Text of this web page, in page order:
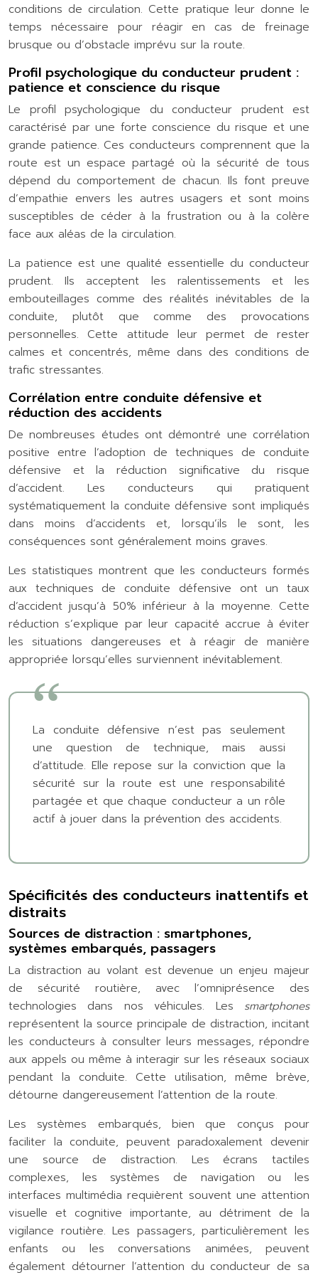
conditions de circulation. Cette pratique leur donne le
temps nécessaire pour réagir en cas de freinage
brusque ou d’obstacle imprévu sur la route.
Profil psychologique du conducteur prudent :
patience et conscience du risque
Le profil psychologique du conducteur prudent est
caractérisé par une forte conscience du risque et une
grande patience. Ces conducteurs comprennent que la
route est un espace partagé où la sécurité de tous
dépend du comportement de chacun. Ils font preuve
d’empathie envers les autres usagers et sont moins
susceptibles de céder à la frustration ou à la colère
face aux aléas de la circulation.
La patience est une qualité essentielle du conducteur
prudent. Ils acceptent les ralentissements et les
embouteillages comme des réalités inévitables de la
conduite, plutôt que comme des provocations
personnelles. Cette attitude leur permet de rester
calmes et concentrés, même dans des conditions de
trafic stressantes.
Corrélation entre conduite défensive et
réduction des accidents
De nombreuses études ont démontré une corrélation
positive entre l’adoption de techniques de conduite
défensive et la réduction significative du risque
d’accident. Les conducteurs qui pratiquent
systématiquement la conduite défensive sont impliqués
dans moins d’accidents et, lorsqu’ils le sont, les
conséquences sont généralement moins graves.
Les statistiques montrent que les conducteurs formés
aux techniques de conduite défensive ont un taux
d’accident jusqu’à 50% inférieur à la moyenne. Cette
réduction s’explique par leur capacité accrue à éviter
les situations dangereuses et à réagir de manière
appropriée lorsqu’elles surviennent inévitablement.
La conduite défensive n’est pas seulement
une question de technique, mais aussi
d’attitude. Elle repose sur la conviction que la
sécurité sur la route est une responsabilité
partagée et que chaque conducteur a un rôle
actif à jouer dans la prévention des accidents.
Spécificités des conducteurs inattentifs et
distraits
Sources de distraction : smartphones,
systèmes embarqués, passagers
La distraction au volant est devenue un enjeu majeur
de sécurité routière, avec l’omniprésence des
technologies dans nos véhicules. Les smartphones
représentent la source principale de distraction, incitant
les conducteurs à consulter leurs messages, répondre
aux appels ou même à interagir sur les réseaux sociaux
pendant la conduite. Cette utilisation, même brève,
détourne dangereusement l’attention de la route.
Les systèmes embarqués, bien que conçus pour
faciliter la conduite, peuvent paradoxalement devenir
une source de distraction. Les écrans tactiles
complexes, les systèmes de navigation ou les
interfaces multimédia requièrent souvent une attention
visuelle et cognitive importante, au détriment de la
vigilance routière. Les passagers, particulièrement les
enfants ou les conversations animées, peuvent
également détourner l’attention du conducteur de sa